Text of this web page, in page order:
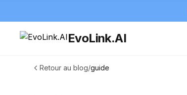
EvoLink.AI
Retour au blog/guide